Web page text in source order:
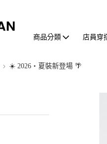
商品分類 店員穿
☀️ 2026・夏裝新登場 🌴